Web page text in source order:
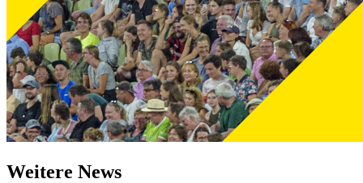
Weitere News